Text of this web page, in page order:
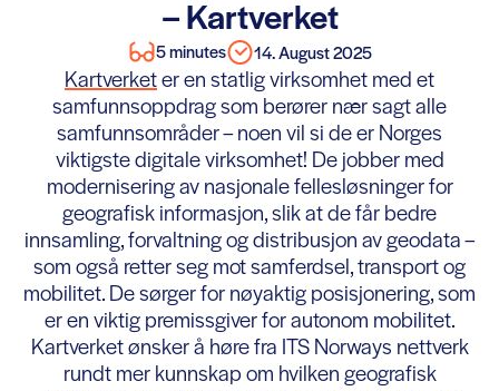
– Kartverket
5 minutes 14. August 2025
Kartverketer en statlig virksomhet med et
samfunnsoppdrag som berører nær sagt alle
samfunnsområder – noen vil si de er Norges
viktigste digitale virksomhet! De jobber med
modernisering av nasjonale fellesløsninger for
geografisk informasjon, slik at de får bedre
innsamling, forvaltning og distribusjon av geodata –
som også retter seg mot samferdsel, transport og
mobilitet. De sørger for nøyaktig posisjonering, som
er en viktig premissgiver for autonom mobilitet.
Kartverket ønsker å høre fra ITS Norways nettverk
rundt mer kunnskap om hvilken geografisk